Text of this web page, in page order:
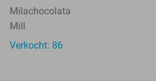
Milachocolata
Mill
Verkocht: 86